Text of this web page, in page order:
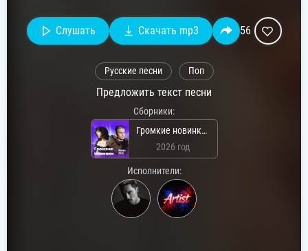
Слушать Скачать mp3 56
Русские песни Поп
Предложить текст песни
Сборники:
Громкие новинки: Январь 2026
2026 год
Исполнители: